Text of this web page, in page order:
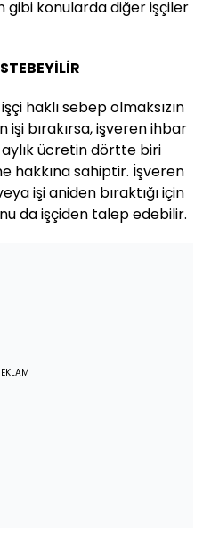
gibi konularda diğer işçiler
haklı sebep olmaksızın
bırakırsa, işveren ihbar
ücretin dörtte biri
hakkına sahiptir. İşveren
işi aniden bıraktığı için
da işçiden talep edebilir.